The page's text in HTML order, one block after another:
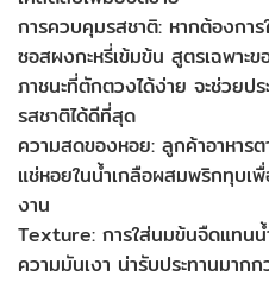
การควบคุมรสชาติ: หากต้องกา
ซอสผงกะหรี่เข้มข้น สูตรเฉพาะ
ภาชนะที่ตักตวงได้ง่าย จะช่วยป
รสชาติได้ดีที่สุด
ความสดของหอย: ลูกค้าอาหาร
แช่หอยในน้ำเกลือผสมพริกทุบเ
งาน
Texture: การใส่นมข้นจืดแทนน้
ความมันเงา น่ารับประทานมาก